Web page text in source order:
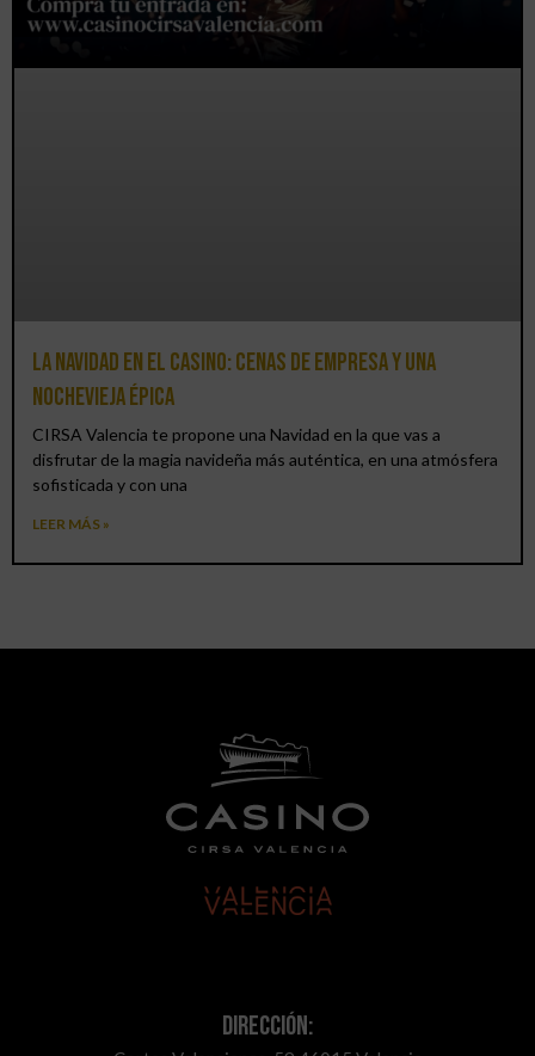
La Navidad en el Casino: cenas de empresa y una
Nochevieja épica
CIRSA Valencia te propone una Navidad en la que vas a
disfrutar de la magia navideña más auténtica, en una atmósfera
sofisticada y con una
LEER MÁS »
Dirección: